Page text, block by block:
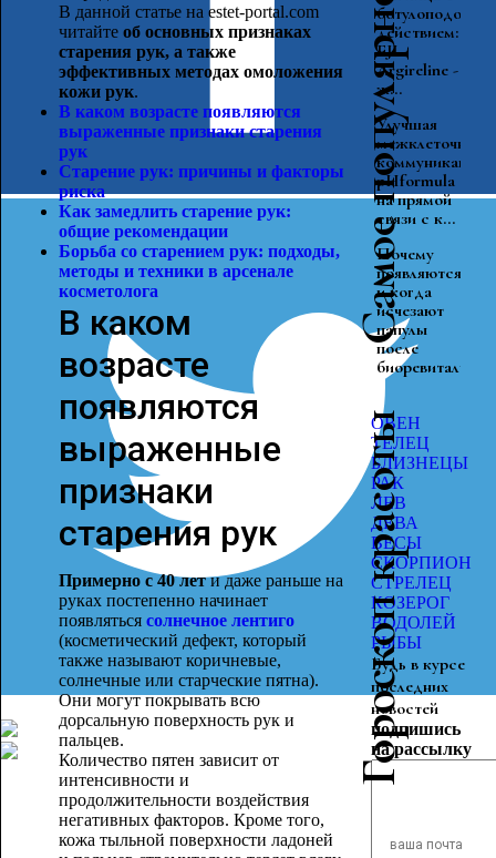
В данной статье на estet-portal.com
читайте об основных признаках
старения рук, а также
эффективных методах омоложения
кожи рук.
В каком возрасте появляются
выраженные признаки старения
рук
Старение рук: причины и факторы
риска
Как замедлить старение рук:
общие рекомендации
Борьба со старением рук: подходы,
методы и техники в арсенале
косметолога
В каком
возрасте
появляются
выраженные
признаки
старения рук
Примерно с 40 лети даже раньше на
руках постепенно начинает
появляться солнечное лентиго
(косметический дефект, который
также называют коричневые,
солнечные или старческие пятна).
Они могут покрывать всю
дорсальную поверхность рук и
пальцев.
Количество пятен зависит от
интенсивности и
продолжительности воздействия
негативных факторов. Кроме того,
кожа тыльной поверхности ладоней
Самое популярноедействием:
EJI
Argireline -
ж...
Улучшая
межклеточную
коммуникацию:
pHformula
на прямой
связи с к...
Почему
появляются
и когда
исчезают
папулы
после
Гороскоп красоты
ОВЕН
ТЕЛЕЦ
БЛИЗНЕЦЫ
РАК
ЛЕВ
ДЕВА
ВЕСЫ
СКОРПИОН
СТРЕЛЕЦ
КОЗЕРОГ
ВОДОЛЕЙ
РЫБЫ
Будь в курсе
последних
новостей
подпишись
на рассылку